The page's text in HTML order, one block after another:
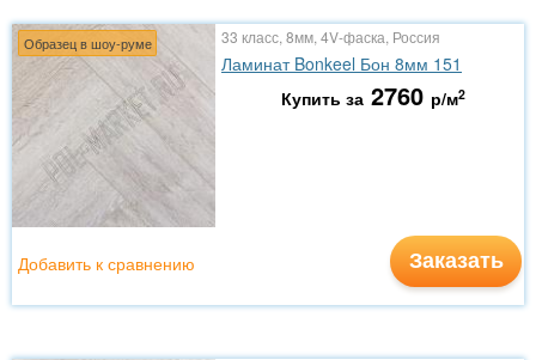
Образец в шоу-руме 33 класс, 8мм, 4V-фаска, Россия
Ламинат Bonkeel Бон 8мм 151
Купить за 2760 р/м2
Заказать
Добавить к сравнению